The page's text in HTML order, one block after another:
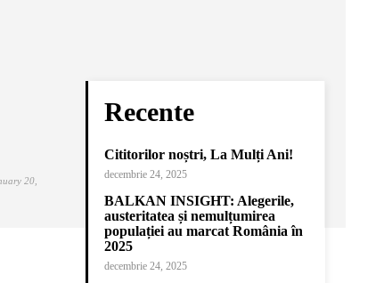
20,
Recente
Cititorilor noștri, La Mulți Ani!
decembrie 24, 2025
BALKAN INSIGHT: Alegerile,
austeritatea și nemulțumirea
populației au marcat România în
2025
decembrie 24, 2025